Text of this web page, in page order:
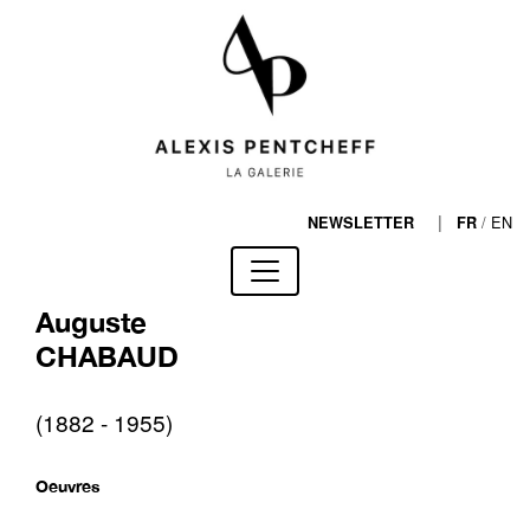
NEWSLETTER | FR / EN
Auguste
CHABAUD
(1882 - 1955)
Oeuvres